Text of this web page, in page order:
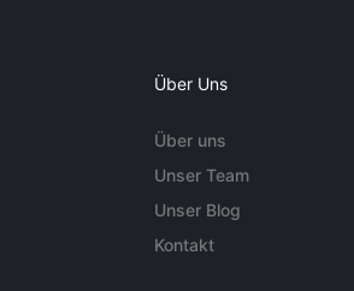
Über Uns
Über uns
Unser Team
Unser Blog
Kontakt